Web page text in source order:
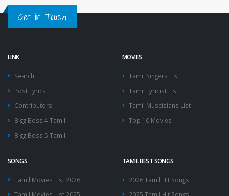
Get in Touch
LINK
Search
Post Lyrics
Contributors
Bigg Boss 4 Tamil
Bigg Boss 5 Tamil
MOVIES
Tamil Singers List
Tamil Lyricist List
Tamil Muscisians List
Top 10 Movies
SONGS
Tamil Movies List 2026
TAMIL BEST SONGS
2026 Tamil Hit Songs